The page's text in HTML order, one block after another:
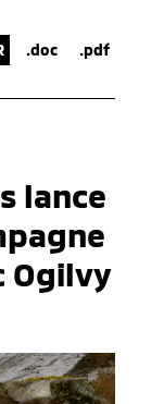
.doc .pdf
lance
Ogilvy